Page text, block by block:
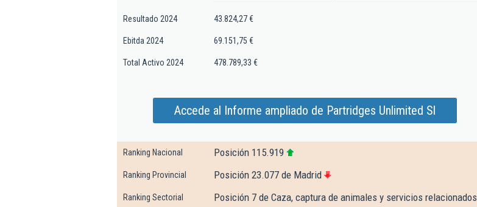
Resultado 2024 43.824,27 €
Ebitda 2024 69.151,75 €
Total Activo 2024 478.789,33 €
Accede al Informe ampliado de Partridges Unlimited Sl
Ranking Nacional Posición 115.919
Ranking Provincial Posición 23.077 de Madrid
Ranking Sectorial Posición 7 de Caza, captura de animales y servicios relacionados